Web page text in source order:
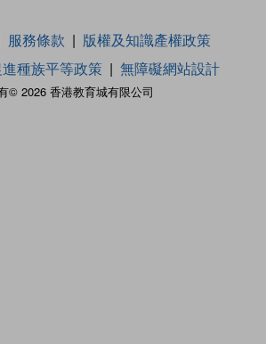
© 2026 香港教育城有限公司
服務條款
版權及知識產權政策
種族平等政策 無障礙網站設計